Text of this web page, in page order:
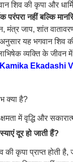
शिव की कृपा और
परंपरा नहीं बल्कि
मंत्र जाप, शांत
यह भगवान शिव
व्यक्ति के जीवन
Kamika Ekadashi
क्या है?
में वृद्धि और
दूर हो जाती हैं?
की कृपा प्राप्त